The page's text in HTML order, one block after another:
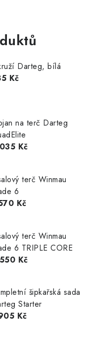
Darteg, bílá
Kč
na terč Darteg
Kč
terč Winmau
6
Kč
terč Winmau
6 TRIPLE CORE
Kč
šipkařská sada
Starter
Kč